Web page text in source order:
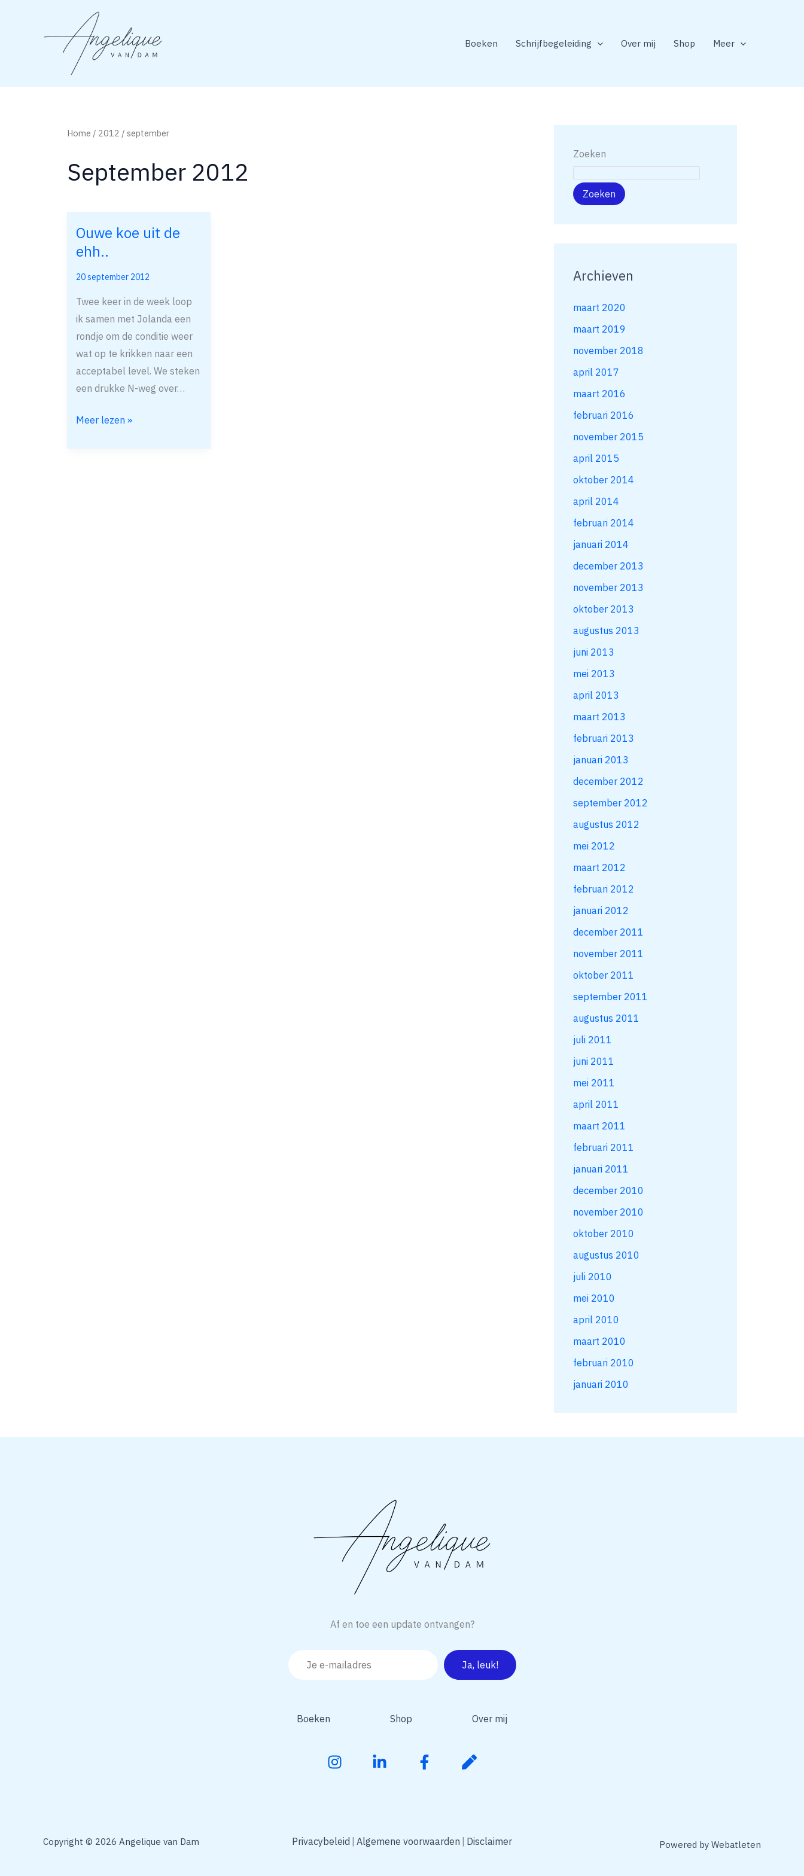
Boeken Schrijfbegeleiding Over mij Shop Meer
Home / 2012 / september
September 2012
Ouwe koe uit de
ehh..
20 september 2012
Twee keer in de week loop
ik samen met Jolanda een
rondje om de conditie weer
wat op te krikken naar een
acceptabel level. We steken
een drukke N-weg over…
Ouwe
koe
de
ehh..
Meer lezen »
Zoeken
Zoeken
Archieven
maart 2020
maart 2019
november 2018
april 2017
maart 2016
februari 2016
november 2015
april 2015
oktober 2014
april 2014
februari 2014
januari 2014
december 2013
november 2013
oktober 2013
augustus 2013
juni 2013
mei 2013
april 2013
maart 2013
februari 2013
januari 2013
december 2012
september 2012
augustus 2012
mei 2012
maart 2012
februari 2012
januari 2012
december 2011
november 2011
oktober 2011
september 2011
augustus 2011
juli 2011
juni 2011
mei 2011
april 2011
maart 2011
februari 2011
januari 2011
december 2010
november 2010
oktober 2010
augustus 2010
juli 2010
mei 2010
april 2010
maart 2010
februari 2010
januari 2010
Af en toe een update ontvangen?
Boeken Shop Over mij
Copyright © 2026 Angelique van Dam Privacybeleid Algemene voorwaarden Disclaimer Powered by Webatleten